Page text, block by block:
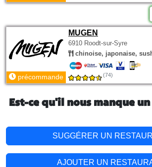
MUGEN
6910 Roodt-sur-Syre
chinoise, japonaise,
précommande (74)
Est-ce qu'il nous manque
SUGGÉRER UN
AJOUTER UN